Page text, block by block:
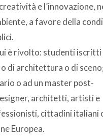
e l’innovazione,
a favore della
è rivolto: studenti iscritti
di architettura o di
o ad un master post-
architetti, artisti e
cittadini italiani
Europea.